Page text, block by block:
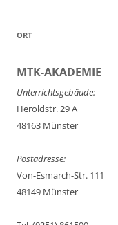
ORT
MTK-AKADEMIE
Unterrichtsgebäude:
Heroldstr. 29 A
48163 Münster
Postadresse:
Von-Esmarch-Str. 111
48149 Münster